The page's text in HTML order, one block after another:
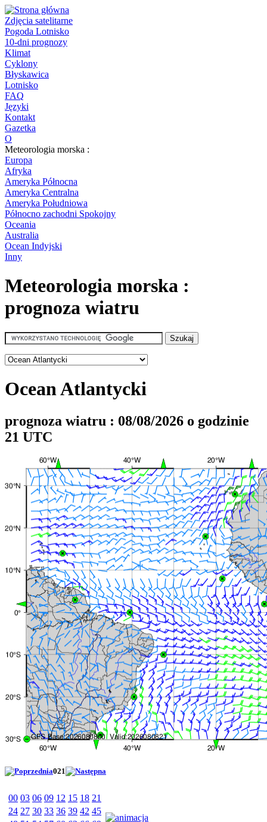
Zdjęcia satelitarne
Pogoda Lotnisko
10-dni prognozy
Klimat
Cyklony
Błyskawica
Lotnisko
FAQ
Języki
Kontakt
Gazetka
O
Meteorologia morska :
Europa
Afryka
Ameryka Północna
Ameryka Centralna
Ameryka Południowa
Północno zachodni Spokojny
Oceania
Australia
Ocean Indyjski
Inny
Meteorologia morska :
prognoza wiatru
Ocean Atlantycki
prognoza wiatru : 08/08/2026 o godzinie
21 UTC
021
00 03 06 09 12 15 18 21
24 27 30 33 36 39 42 45